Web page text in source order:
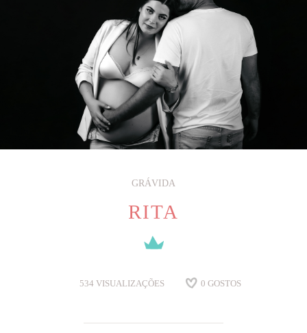
GRÁVIDA
RITA
534 VISUALIZAÇÕES 0 GOSTOS